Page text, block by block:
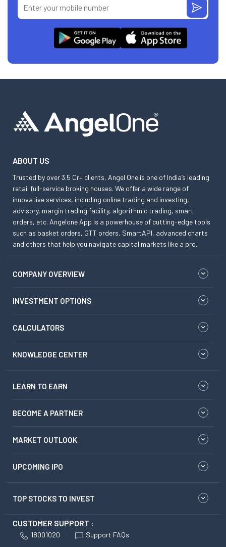
ABOUT US
Trusted by over 3.5 Cr+ clients, Angel One is one of India’s leading
retail full-service broking houses. We offer a wide range of
innovative services, including online trading and investing,
advisory, margin trading facility, algorithmic trading, smart
orders, etc. Angelone App is a powerhouse of cutting-edge tools
such as basket orders, GTT orders, SmartAPI, advanced charts
and others that help you navigate capital markets like a pro.
COMPANY OVERVIEW
INVESTMENT OPTIONS
CALCULATORS
KNOWLEDGE CENTER
LEARN TO EARN
BECOME A PARTNER
MARKET OUTLOOK
UPCOMING IPO
TOP STOCKS TO INVEST
CUSTOMER SUPPORT :
18001020 Support FAQs